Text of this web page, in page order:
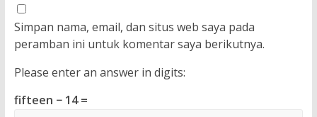
Simpan nama, email, dan situs web saya pada
peramban ini untuk komentar saya berikutnya.
Please enter an answer in digits:
fifteen − 14 =